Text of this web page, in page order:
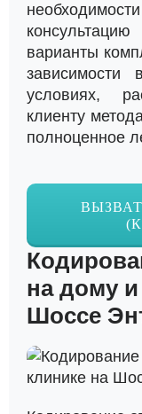
варианты
условиях,
клиенту
полноценное
на дому
Шоссе